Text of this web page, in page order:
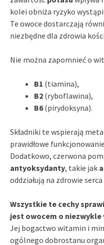
kolei obniża ryzyko
Te owoce dostarczają
niezbędne dla zdrowia
Nie można zapomnieć o
B1 (tiamina),
B2 (ryboflawina),
B6(pirydoksyna).
Składniki te wspierają
prawidłowe
Dodatkowo, czerwona
antyoksydanty, takie jak
oddziałują na zdrowie
Wszystkie te cechy
jest owocem o
Jej bogactwo witamin i
ogólnego dobrostanu